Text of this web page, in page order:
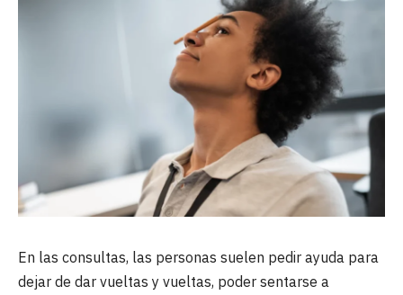
En las consultas, las personas suelen pedir ayuda para
dejar de dar vueltas y vueltas, poder sentarse a